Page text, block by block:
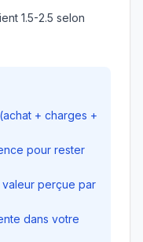
1.5-2.5 selon
+ charges +
pour rester
perçue par
dans votre